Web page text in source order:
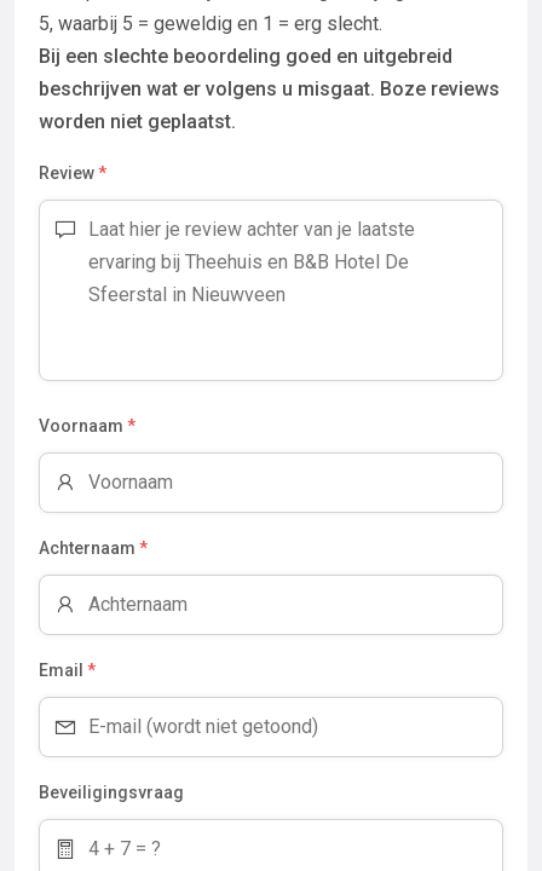
5, waarbij 5 = geweldig en 1 = erg slecht.
Bij een slechte beoordeling goed en uitgebreid
beschrijven wat er volgens u misgaat. Boze reviews
worden niet geplaatst.
Review*
Voornaam *
Achternaam *
Email *
Beveiligingsvraag